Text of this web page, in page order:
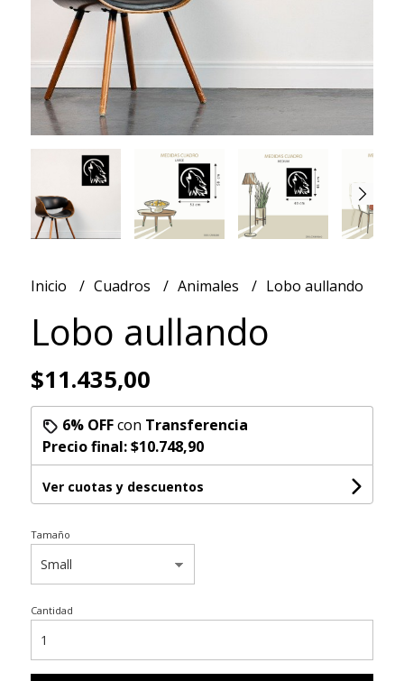
Inicio Cuadros Animales Lobo aullando
Lobo aullando
$11.435,00
6% OFFcon Transferencia
Precio final:$10.748,90
Ver cuotas y descuentos
Tamaño
Cantidad